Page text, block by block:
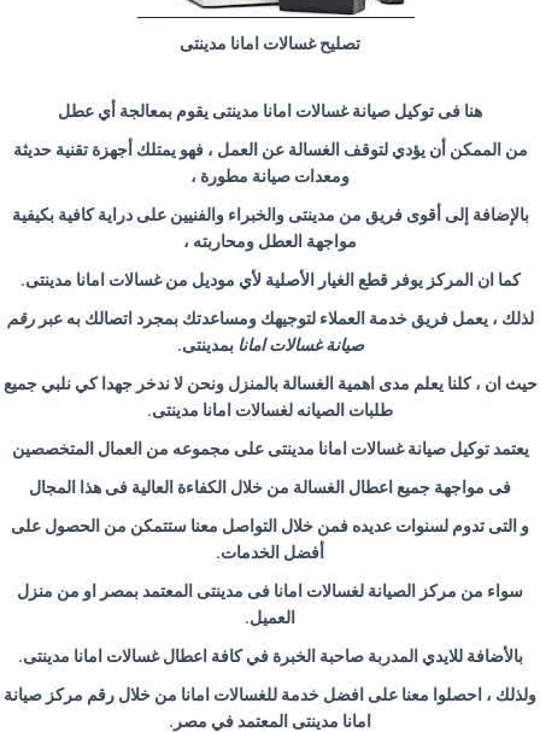
تصليح غسالات امانا مدينتى
هنا فى توكيل صيانة غسالات امانا مدينتى يقوم بمعالجة أي عطل
من الممكن أن يؤدي لتوقف الغسالة عن العمل ، فهو يمتلك أجهزة تقنية حديثة
ومعدات صيانة مطورة ،
بالإضافة إلى أقوى فريق من مدينتى والخبراء والفنيين على دراية كافية بكيفية
مواجهة العطل ومحاربته ،
كما ان المركز يوفر قطع الغيار الأصلية لأي موديل من غسالات امانا مدينتى.
لذلك ، يعمل فريق خدمة العملاء لتوجيهك ومساعدتك بمجرد اتصالك به عبررقم
صيانة غسالات امانا بمدينتى.
حيث ان ، كلنا يعلم مدى اهمية الغسالة بالمنزل ونحن لا ندخر جهدا كي نلبي جميع
طلبات الصيانه لغسالات امانا مدينتى.
يعتمد توكيل صيانة غسالات امانا مدينتى على مجموعه من العمال المتخصصين
فى مواجهة جميع اعطال الغسالة من خلال الكفاءة العالية فى هذا المجال
و التى تدوم لسنوات عديده فمن خلال التواصل معنا ستتمكن من الحصول على
أفضل الخدمات.
سواء من مركز الصيانة لغسالات امانا فى مدينتى المعتمد بمصر او من منزل
العميل.
بالأضافة للايدي المدربة صاحبة الخبرة في كافة اعطال غسالات امانا مدينتى.
ولذلك ، احصلوا معنا على افضل خدمة للغسالات امانا من خلال رقم مركز صيانة
امانا مدينتى المعتمد في مصر.